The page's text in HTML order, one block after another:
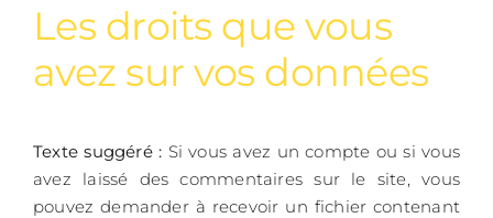
Les droits que vous
avez sur vos données
Texte suggéré : Si vous avez un compte ou si vous
avez laissé des commentaires sur le site, vous
pouvez demander à recevoir un fichier contenant